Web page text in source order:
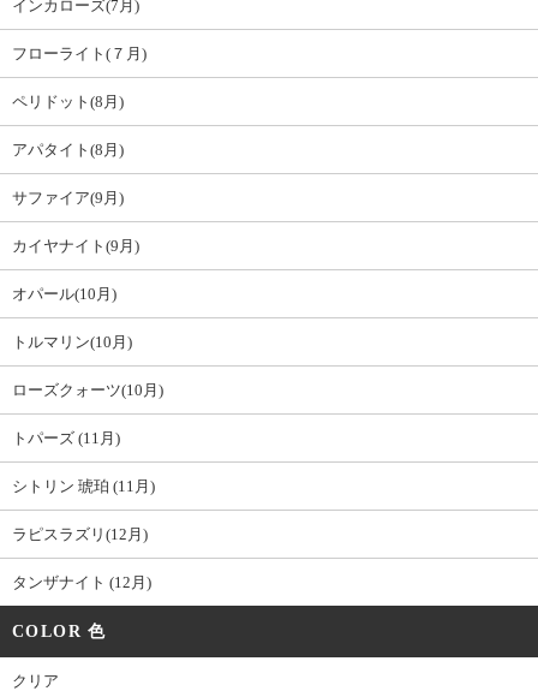
インカローズ(7月)
フローライト(７月)
ペリドット(8月)
アパタイト(8月)
サファイア(9月)
カイヤナイト(9月)
オパール(10月)
トルマリン(10月)
ローズクォーツ(10月)
トパーズ (11月)
シトリン 琥珀 (11月)
ラピスラズリ(12月)
タンザナイト (12月)
COLOR 色
クリア